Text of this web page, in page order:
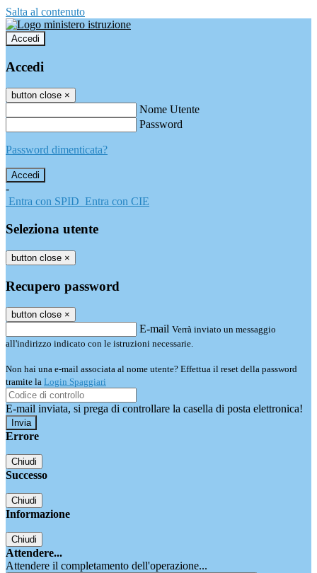
Salta al contenuto
Accedi
Accedi
button close ×
Nome Utente
Password
Password dimenticata?
-
Entra con SPID Entra con CIE
Seleziona utente
button close ×
Recupero password
button close ×
E-mail Verrà inviato un messaggio
all'indirizzo indicato con le istruzioni necessarie.
Non hai una e-mail associata al nome utente? Effettua il reset della password
tramite la Login Spaggiari
E-mail inviata, si prega di controllare la casella di posta elettronica!
Errore
Chiudi
Successo
Chiudi
Informazione
Chiudi
Attendere...
Attendere il completamento dell'operazione...